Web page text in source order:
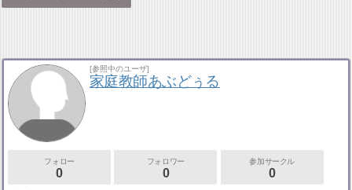
[参照中のユーザ]
家庭教師あぶどぅる
フォロー
0
フォロワー
0
参加サークル
0